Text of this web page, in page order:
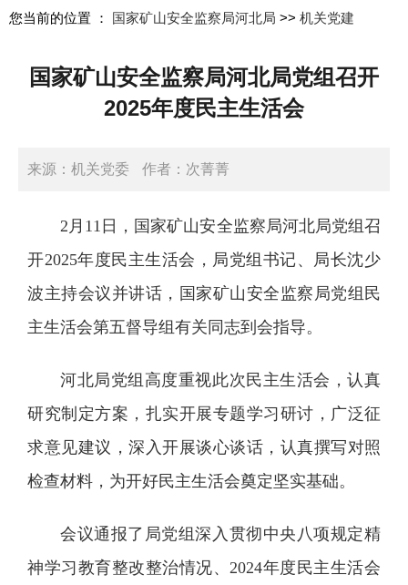
您当前的位置 ： 国家矿山安全监察局河北局 >> 机关党建
国家矿山安全监察局河北局党组召开
2025年度民主生活会
来源：机关党委 作者：次菁菁
2月11日，国家矿山安全监察局河北局党组召
开2025年度民主生活会，局党组书记、局长沈少
波主持会议并讲话，国家矿山安全监察局党组民
主生活会第五督导组有关同志到会指导。
河北局党组高度重视此次民主生活会，认真
研究制定方案，扎实开展专题学习研讨，广泛征
求意见建议，深入开展谈心谈话，认真撰写对照
检查材料，为开好民主生活会奠定坚实基础。
会议通报了局党组深入贯彻中央八项规定精
神学习教育整改整治情况、2024年度民主生活会